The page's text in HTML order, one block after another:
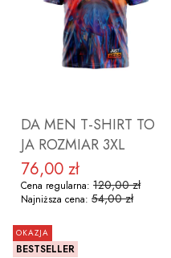
DO KOSZYKA
DA MEN T-SHIRT TO
JA ROZMIAR 3XL
Cena promocyjna
76,00 zł
Cena regularna: 120,00 zł
Najniższa cena: 54,00 zł
OKAZJA
BESTSELLER